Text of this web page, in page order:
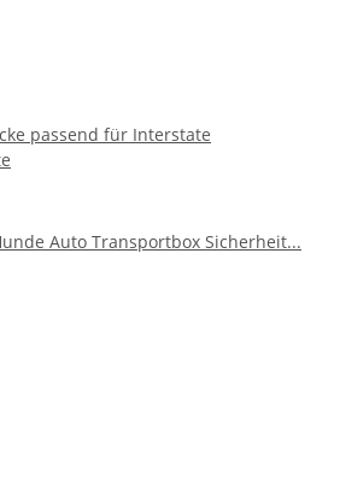
passend für Interstate